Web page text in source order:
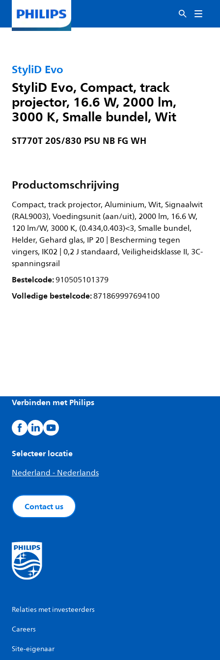
StyliD Evo
StyliD Evo, Compact, track
projector, 16.6 W, 2000 lm,
3000 K, Smalle bundel, Wit
ST770T 20S/830 PSU NB FG WH
Productomschrijving
Compact, track projector, Aluminium, Wit, Signaalwit
(RAL9003), Voedingsunit (aan/uit), 2000 lm, 16.6 W,
120 lm/W, 3000 K, (0.434,0.403)<3, Smalle bundel,
Helder, Gehard glas, IP 20 | Bescherming tegen
vingers, IK02 | 0,2 J standaard, Veiligheidsklasse II, 3C-
spanningsrail
Bestelcode:910505101379
Volledige bestelcode:871869997694100
Verbinden met Philips
Selecteer locatie
Nederland - Nederlands
Contact us
Relaties met investeerders
Careers
Site-eigenaar